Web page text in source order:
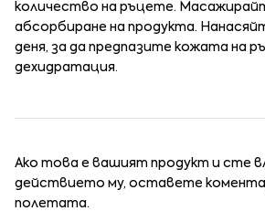
количество на ръцете.
абсорбиране на продукта.
деня, за да предпазите кожата на
дехидратация.
Ако това е вашият продукт и сте
действието му, оставете
полетата.